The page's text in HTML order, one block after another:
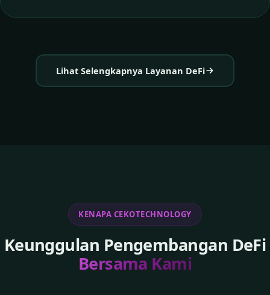
Lihat Selengkapnya Layanan DeFi
KENAPA CEKOTECHNOLOGY
Keunggulan Pengembangan DeFi
Bersama Kami